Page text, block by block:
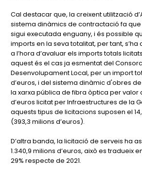
Cal destacar que, la creixent utilització
sistema dinàmics de contractació fa
sigui executada enguany, i és possible
imports en la seva totalitat, per tant, s’ha
a l’hora d’avaluar els imports totals
aquest és el cas ja esmentat del
Desenvolupament Local, per un import
d’euros, i del sistema dinàmic d'obres
la xarxa pública de fibra òptica per valor
d’euros licitat per Infraestructures de la
aquests tipus de licitacions suposen el
(393,3 milions d’euros).
D’altra banda, la licitació de serveis ha
1.340,9 milions d’euros, això es tradueix
29% respecte de 2021.